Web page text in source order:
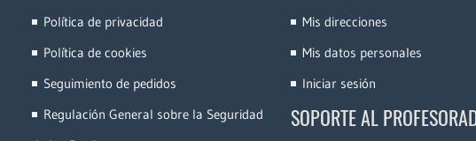
Política de privacidad
Política de cookies
Seguimiento de pedidos
Regulación General sobre la Seguridad
Mis direcciones
Mis datos personales
Iniciar sesión
SOPORTE AL